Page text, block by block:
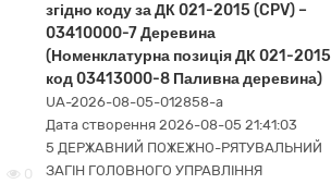
0
згідно коду за ДК 021-2015 (CPV) –
03410000-7 Деревина
(Номенклатурна позиція ДК 021-2015
код 03413000-8 Паливна деревина)
UA-2026-08-05-012858-a
Дата створення 2026-08-05 21:41:03
5 ДЕРЖАВНИЙ ПОЖЕЖНО-РЯТУВАЛЬНИЙ
ЗАГІН ГОЛОВНОГО УПРАВЛІННЯ